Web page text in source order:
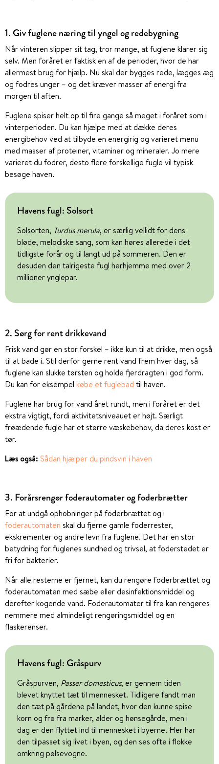
1. Giv fuglene næring til yngel og redebygning
Når vinteren slipper sit tag, tror mange, at fuglene klarer sig
selv. Men foråret er faktisk en af de perioder, hvor de har
allermest brug for hjælp. Nu skal der bygges rede, lægges æg
og fodres unger – og det kræver masser af energi fra
morgen til aften.
Fuglene spiser helt op til fire gange så meget i foråret som i
vinterperioden. Du kan hjælpe med at dække deres
energibehov ved at tilbyde en energirig og varieret menu
med masser af proteiner, vitaminer og mineraler. Jo mere
varieret du fodrer, desto flere forskellige fugle vil typisk
besøge haven.
Havens fugl: Solsort
Solsorten, Turdus merula, er særlig vellidt for dens
bløde, melodiske sang, som kan høres allerede i det
tidligste forår og til langt ud på sommeren. Den er
desuden den talrigeste fugl herhjemme med over 2
millioner ynglepar.
2. Sørg for rent drikkevand
Frisk vand gør en stor forskel – ikke kun til at drikke, men også
til at bade i. Stil derfor gerne rent vand frem hver dag, så
fuglene kan slukke tørsten og holde fjerdragten i god form.
Du kan for eksempel købe et fuglebad til haven.
Fuglene har brug for vand året rundt, men i foråret er det
ekstra vigtigt, fordi aktivitetsniveauet er højt. Særligt
frøædende fugle har et større væskebehov, da deres kost er
tør.
Læs også: Sådan hjælper du pindsvin i haven
3. Forårsrengør foderautomater og foderbrætter
For at undgå ophobninger på foderbrættet og i
foderautomaten skal du fjerne gamle foderrester,
ekskrementer og andre levn fra fuglene. Det har en stor
betydning for fuglenes sundhed og trivsel, at foderstedet er
fri for bakterier.
Når alle resterne er fjernet, kan du rengøre foderbrættet og
foderautomaten med sæbe eller desinfektionsmiddel og
derefter kogende vand. Foderautomater til frø kan rengøres
nemmere med almindeligt rengøringsmiddel og en
flaskerenser.
Havens fugl: Gråspurv
Gråspurven, Passer domesticus, er gennem tiden
blevet knyttet tæt til mennesket. Tidligere fandt man
den tæt på gårdene på landet, hvor den kunne spise
korn og frø fra marker, alder og hønsegårde, men i
dag er den flyttet ind til mennesket i byerne. Her har
den tilpasset sig livet i byen, og den ses ofte i flokke
omkring pølsevogne.